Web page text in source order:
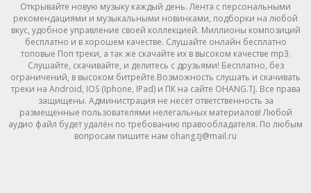
Открывайте новую музыку каждый день. Лента с персональными
рекомендациями и музыкальными новинками, подборки на любой
вкус, удобное управление своей коллекцией. Миллионы композиций
бесплатно и в хорошем качестве. Слушайте онлайн бесплатно
топовые Поп треки, а так же скачайте их в высоком качестве mp3.
Слушайте, скачивайте, и делитесь с друзьями! Бесплатно, без
ограничений, в высоком битрейте.Возможность слушать и скачивать
треки на Android, IOS (Iphone, IPad) и ПК на сайте OHANG.TJ. Все права
защищены. Администрация не несет ответственность за
размещенные пользователями нелегальных материалов! Любой
аудио файл будет удалён по требованию правообладателя. По любым
вопросам пишите нам ohang.tj@mail.ru